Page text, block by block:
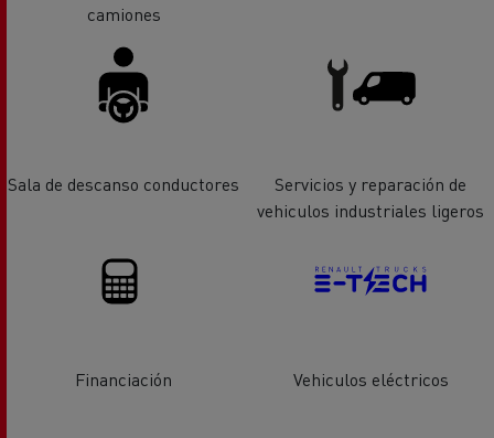
camiones
Sala de descanso conductores
Servicios y reparación de
vehiculos industriales ligeros
Financiación Vehiculos eléctricos